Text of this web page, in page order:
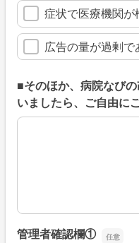
症状で医療機関が
広告の量が過剰で
■そのほか、病院なび
いましたら、ご自由に
■そのほか、病院なび
管理者確認欄①